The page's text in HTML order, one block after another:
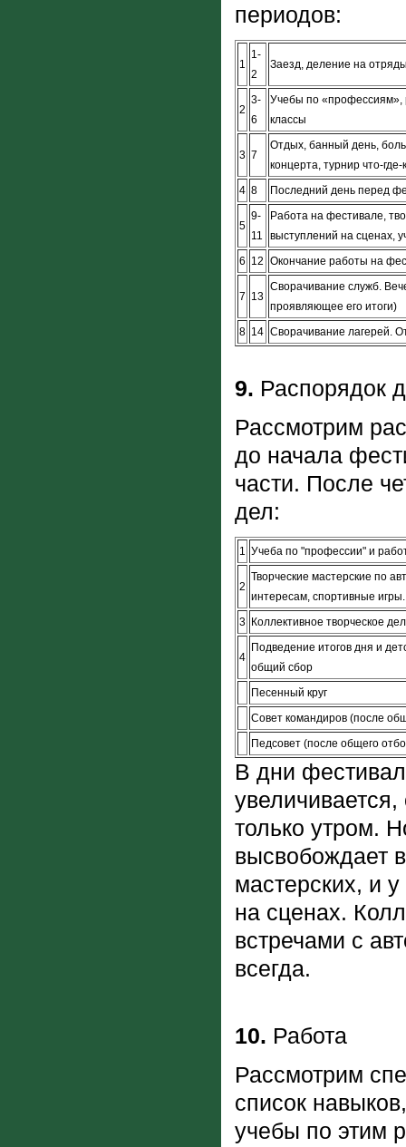
периодов:
1
1-
2
Заезд, деление на
2
3-
6
Учебы по «профессиям»,
классы
3 7
Отдых, банный день,
концерта, турнир что-где-
4 8 Последний день перед
5
9-
11
Работа на фестивале,
выступлений на сценах,
6 12 Окончание работы на
7 13
Сворачивание служб.
проявляющее его итоги)
8 14 Сворачивание лагерей.
9. Распорядок
Рассмотрим
до начала
части. После
дел:
1 Учеба по "профессии" и
2
Творческие мастерские по
интересам, спортивные игры.
3 Коллективное творческое
4
Подведение итогов дня и
общий сбор
Песенный круг
Совет командиров (после
Педсовет (после общего
В дни
только утром.
высвобождает
мастерских, и
на сценах.
встречами с
всегда.
10. Работа
Рассмотрим
список
учебы по этим